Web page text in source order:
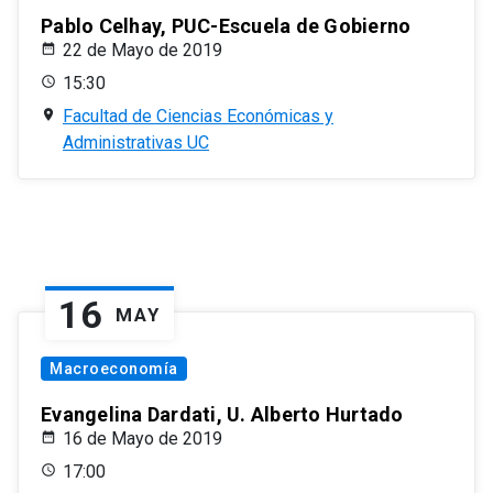
Pablo Celhay, PUC-Escuela de Gobierno
22 de Mayo de 2019
15:30
Facultad de Ciencias Económicas y
Administrativas UC
16 MAY
Macroeconomía
Evangelina Dardati, U. Alberto Hurtado
16 de Mayo de 2019
17:00